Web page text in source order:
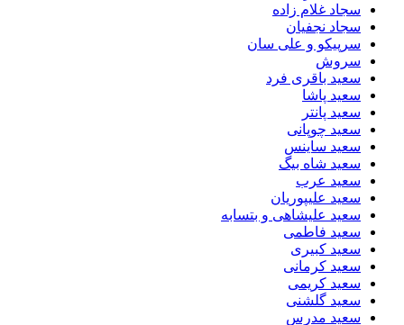
سجاد غلام زاده
سجاد نجفیان
سرپیکو و علی سان
سروش
سعید باقری فرد
سعید پاشا
سعید پانتر
سعید چوپانی
سعید ساینس
سعید شاه بیگ
سعید عرب
سعید علیپوریان
سعید علیشاهی و بتسابه
سعید فاطمی
سعید کبیری
سعید کرمانی
سعید کریمی
سعید گلشنی
سعید مدرس